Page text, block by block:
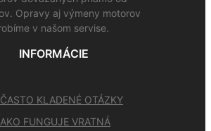
Opravy aj výmeny motorov
v našom servise.
INFORMÁCIE
ČASTO KLADENÉ OTÁZKY
AKO FUNGUJE VRATNÁ